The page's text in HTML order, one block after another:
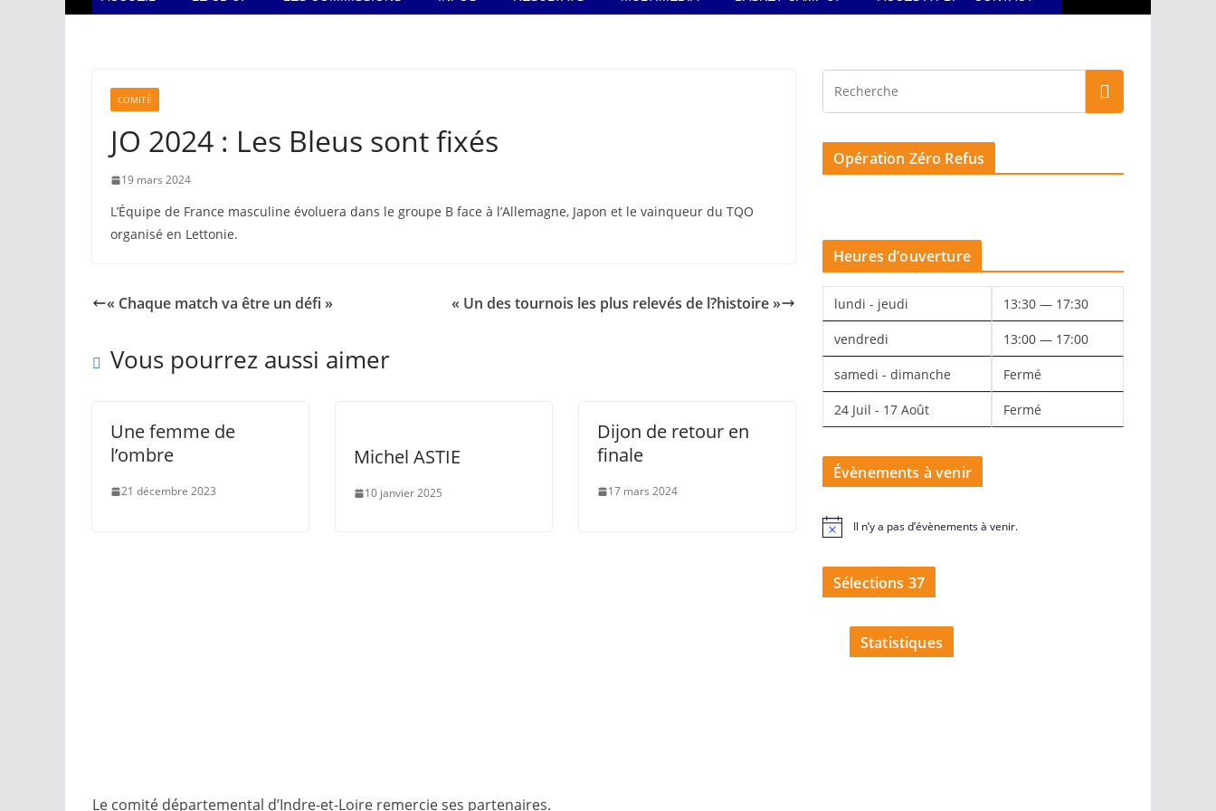
COMITÉ
JO 2024 : Les Bleus sont fixés
19 mars 2024
L’Équipe de France masculine évoluera dans le groupe B face à l’Allemagne, Japon et le vainqueur du TQO
organisé en Lettonie.
« Chaque match va être un défi » « Un des tournois les plus relevés de l?histoire »
Vous pourrez aussi aimer
Une femme de
l’ombre
21 décembre 2023
Michel ASTIE
10 janvier 2025
Dijon de retour en
finale
17 mars 2024
Opération Zéro Refus
Heures d’ouverture
lundi - jeudi 13:30 — 17:30
vendredi 13:00 — 17:00
samedi - dimanche Fermé
24 Juil - 17 Août Fermé
Évènements à venir
N
Il n’y a pas d’évènements à venir.
Sélections 37
Statistiques
Le comité départemental d’Indre-et-Loire remercie ses partenaires.